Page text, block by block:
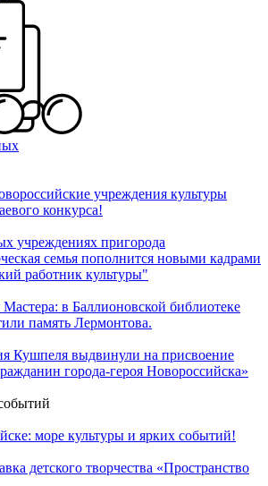
учреждения культуры
конкурса!
учреждениях пригорода
семья пополнится новыми кадрами
работник культуры"
в Баллионовской библиотеке
память Лермонтова.
Кушпеля выдвинули на присвоение
города-героя Новороссийска»
море культуры и ярких событий!
детского творчества «Пространство